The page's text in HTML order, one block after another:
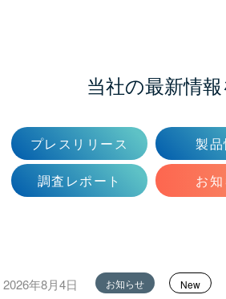
当社の最新情
プレスリリース 製品
調査レポート
お
2026年8月4日 お知らせ New